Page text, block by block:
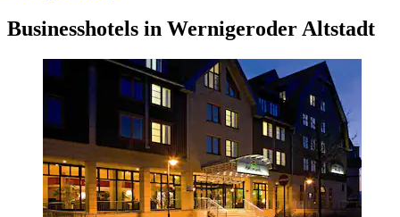
Businesshotels in Wernigeroder Altstadt